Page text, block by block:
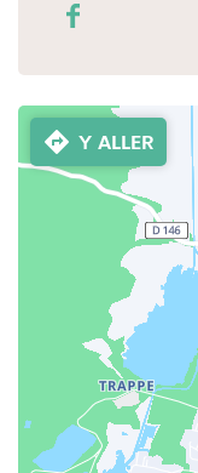
Y ALLER